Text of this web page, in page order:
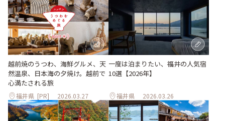
越前焼のうつわ、海鮮グルメ、天
然温泉、日本海の夕焼け。越前で
心満たされる旅
福井県 [PR] 2026.03.27
一度は泊まりたい、福井の人気宿
10選【2026年】
福井県 2026.03.26